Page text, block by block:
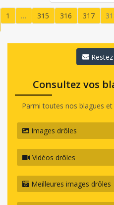
1 … 315 316 317
Consultez vos
Parmi toutes nos blagues
Images drôles
Vidéos drôles
Meilleures images drôles